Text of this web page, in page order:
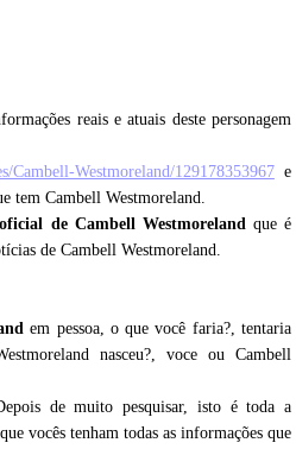
reais e atuais deste personagem
Cambell-Westmoreland/129178353967e
tem Cambell Westmoreland.
de Cambell Westmorelandque é
de Cambell Westmoreland.
em pessoa, o que você faria?, tentaria
nasceu?, voce ou Cambell
de muito pesquisar, isto é toda a
vocês tenham todas as informações que